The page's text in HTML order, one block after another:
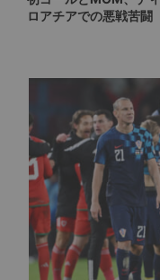
ロアチアでの悪戦苦闘